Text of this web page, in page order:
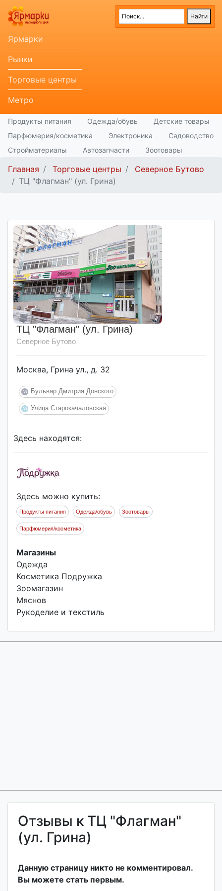
Ярмарки
Рынки
Торговые центры
Метро
Продукты питания Одежда/обувь
Детские товары
Парфюмерия/косметика
Электроника
Садоводство
Стройматериалы
Автозапчасти Зоотовары
Главная Торговые центры
Северное Бутово
ТЦ "Флагман" (ул. Грина)
ТЦ "Флагман" (ул. Грина)
Северное Бутово
Москва, Грина ул., д. 32
Бульвар Дмитрия Донского
Улица Старокачаловская
Здесь находятся:
Здесь можно купить:
Продукты питания Одежда/обувь Зоотовары
Парфюмерия/косметика
Магазины
Одежда
Косметика Подружка
Зоомагазин
Мяснов
Рукоделие и текстиль
Отзывы к ТЦ "Флагман"
(ул. Грина)
Данную страницу никто не комментировал.
Вы можете стать первым.